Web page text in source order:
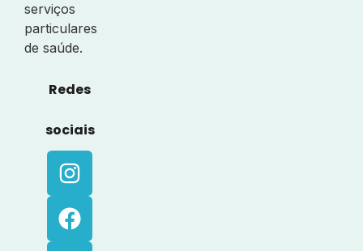
serviços
particulares
de saúde.
Redes
sociais